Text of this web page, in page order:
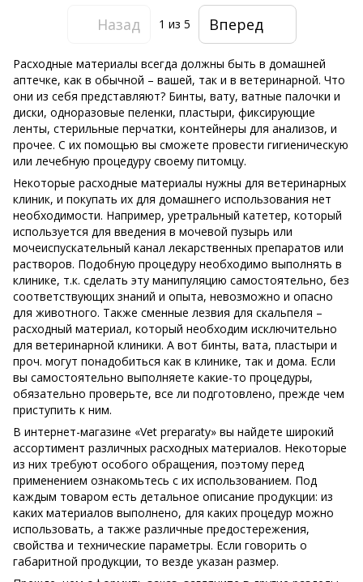
Назад 1 из 5 Вперед
Расходные материалы всегда должны быть в домашней
аптечке, как в обычной – вашей, так и в ветеринарной. Что
они из себя представляют? Бинты, вату, ватные палочки и
диски, одноразовые пеленки, пластыри, фиксирующие
ленты, стерильные перчатки, контейнеры для анализов, и
прочее. С их помощью вы сможете провести гигиеническую
или лечебную процедуру своему питомцу.
Некоторые расходные материалы нужны для ветеринарных
клиник, и покупать их для домашнего использования нет
необходимости. Например, уретральный катетер, который
используется для введения в мочевой пузырь или
мочеиспускательный канал лекарственных препаратов или
растворов. Подобную процедуру необходимо выполнять в
клинике, т.к. сделать эту манипуляцию самостоятельно, без
соответствующих знаний и опыта, невозможно и опасно
для животного. Также сменные лезвия для скальпеля –
расходный материал, который необходим исключительно
для ветеринарной клиники. А вот бинты, вата, пластыри и
проч. могут понадобиться как в клинике, так и дома. Если
вы самостоятельно выполняете какие-то процедуры,
обязательно проверьте, все ли подготовлено, прежде чем
приступить к ним.
В интернет-магазине «Vet preparaty» вы найдете широкий
ассортимент различных расходных материалов. Некоторые
из них требуют особого обращения, поэтому перед
применением ознакомьтесь с их использованием. Под
каждым товаром есть детальное описание продукции: из
каких материалов выполнено, для каких процедур можно
использовать, а также различные предостережения,
свойства и технические параметры. Если говорить о
габаритной продукции, то везде указан размер.